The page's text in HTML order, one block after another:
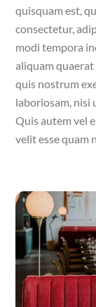
quisquam est,
consectetur,
modi tempora
aliquam
quis nostrum
laboriosam, nisi
Quis autem vel
velit esse quam